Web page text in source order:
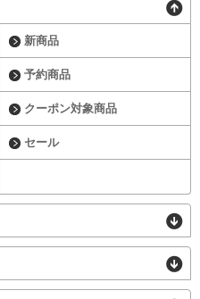
新商品
予約商品
クーポン対象商品
セール